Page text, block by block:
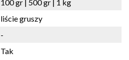
100 gr | 500 gr | 1 kg
liście gruszy
-
Tak